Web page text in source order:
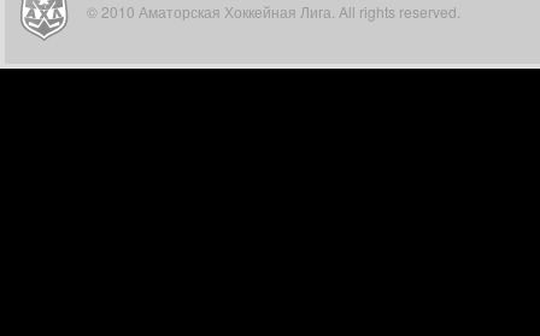
© 2010 Аматорская Хоккейная Лига. All rights reserved.